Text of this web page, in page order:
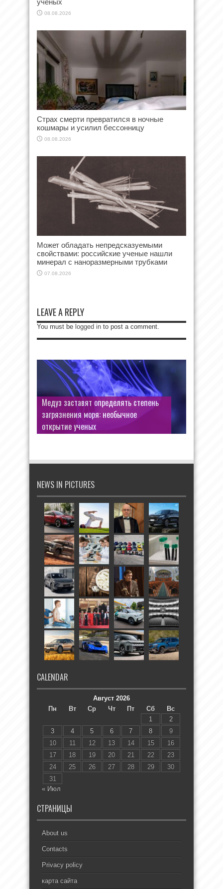
08.08.2026
Страх смерти превратился в ночные
кошмары и усилил бессонницу
08.08.2026
Может обладать непредсказуемыми
свойствами: российские ученые нашли
минерал с наноразмерными трубками
07.08.2026
LEAVE A REPLY
You must be logged in to post a comment.
Медуз заставят определять степень
загрязнения моря: необычное
открытие ученых
NEWS IN PICTURES
CALENDAR
Август 2026
Пн
Вт Ср Чт Пт Сб
Вс
1
2
3
4 5 6 7 8
9
10
11 12 13 14 15
16
17
18 19 20 21 22
23
24
25 26 27 28 29
30
31
« Июл
СТРАНИЦЫ
About us
Contacts
Privacy policy
карта сайта